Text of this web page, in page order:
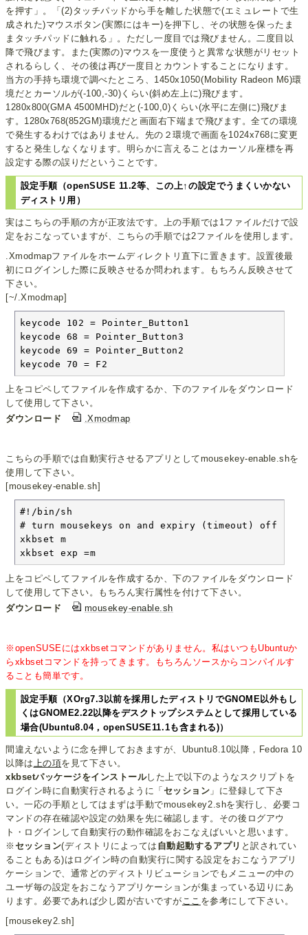
を押す」。「(2)タッチパッドから手を離した状態で(エミュレートで生
成された)マウスボタン(実際にはキー)を押下し、その状態を保ったま
まタッチパッドに触れる」。ただし一度目では飛びません。二度目以
降で飛びます。また(実際の)マウスを一度使うと異常な状態がリセット
されるらしく、その後は再び一度目とカウントすることになります。
当方の手持ち環境で調べたところ、1450x1050(Mobility Radeon M6)環
境だとカーソルが(-100,-30)くらい(斜め左上に)飛びます。
1280x800(GMA 4500MHD)だと(-100,0)くらい(水平に左側に)飛びま
す。1280x768(852GM)環境だと画面右下端まで飛びます。全ての環境
で発生するわけではありません。先の２環境で画面を1024x768に変更
すると発生しなくなります。明らかに言えることはカーソル座標を再
設定する際の誤りだということです。
設定手順（openSUSE 11.2等、この上↑の設定でうまくいかない
ディストリ用）
実はこちらの手順の方が正攻法です。上の手順では1ファイルだけで設
定をおこなっていますが、こちらの手順では2ファイルを使用します。
.Xmodmapファイルをホームディレクトリ直下に置きます。設置後最
初にログインした際に反映させるか問われます。もちろん反映させて
下さい。
[~/.Xmodmap]
keycode 102 = Pointer_Button1
keycode 68 = Pointer_Button3
keycode 69 = Pointer_Button2
keycode 70 = F2
上をコピペしてファイルを作成するか、下のファイルをダウンロード
して使用して下さい。
ダウンロード
.Xmodmap
こちらの手順では自動実行させるアプリとしてmousekey-enable.shを
使用して下さい。
[mousekey-enable.sh]
#!/bin/sh
# turn mousekeys on and expiry (timeout) off
xkbset m
xkbset exp =m
上をコピペしてファイルを作成するか、下のファイルをダウンロード
して使用して下さい。もちろん実行属性を付けて下さい。
ダウンロード
mousekey-enable.sh
※openSUSEにはxkbsetコマンドがありません。私はいつもUbuntuか
らxkbsetコマンドを持ってきます。もちろんソースからコンパイルす
ることも簡単です。
設定手順（XOrg7.3以前を採用したディストリでGNOME以外もし
くはGNOME2.22以降をデスクトップシステムとして採用している
場合(Ubuntu8.04，openSUSE11.1も含まれる)）
間違えないように念を押しておきますが、Ubuntu8.10以降，Fedora 10
以降は上の項を見て下さい。
xkbsetパッケージをインストールした上で以下のようなスクリプトを
ログイン時に自動実行されるように「 セッション 」に登録して下さ
い。一応の手順としてはまずは手動でmousekey2.shを実行し、必要コ
マンドの存在確認や設定の効果を先に確認します。その後ログアウ
ト・ログインして自動実行の動作確認をおこなえばいいと思います。
※ セッション(ディストリによっては 自動起動するアプリ と訳されてい
ることもある)はログイン時の自動実行に関する設定をおこなうアプリ
ケーションで、通常どのディストリビューションでもメニューの中の
ユーザ毎の設定をおこなうアプリケーションが集まっている辺りにあ
ります。必要であれば少し図が古いですがここ を参考にして下さい。
[mousekey2.sh]